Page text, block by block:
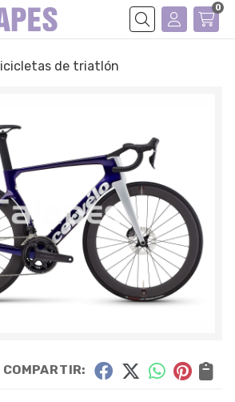
Buscar
0
bicicletas de triatlón
COMPARTIR: